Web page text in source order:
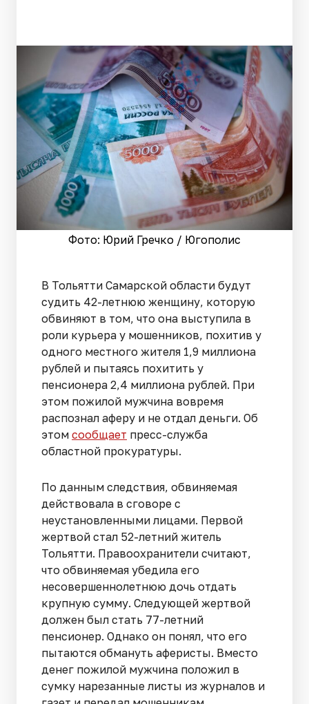
Фото: Юрий Гречко / Югополис
В Тольятти Самарской области будут
судить 42-летнюю женщину, которую
обвиняют в том, что она выступила в
роли курьера у мошенников, похитив у
одного местного жителя 1,9 миллиона
рублей и пытаясь похитить у
пенсионера 2,4 миллиона рублей. При
этом пожилой мужчина вовремя
распознал аферу и не отдал деньги. Об
этом сообщает пресс-служба
областной прокуратуры.
По данным следствия, обвиняемая
действовала в сговоре с
неустановленными лицами. Первой
жертвой стал 52-летний житель
Тольятти. Правоохранители считают,
что обвиняемая убедила его
несовершеннолетнюю дочь отдать
крупную сумму. Следующей жертвой
должен был стать 77-летний
пенсионер. Однако он понял, что его
пытаются обмануть аферисты. Вместо
денег пожилой мужчина положил в
сумку нарезанные листы из журналов и